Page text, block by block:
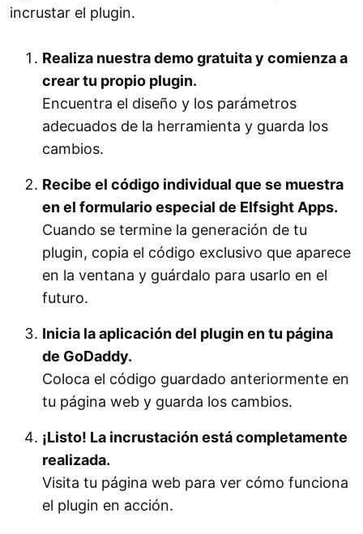
incrustar el plugin.
Realiza nuestra demo gratuita y comienza a
crear tu propio plugin.
Encuentra el diseño y los parámetros
adecuados de la herramienta y guarda los
cambios.
Recibe el código individual que se muestra
en el formulario especial de Elfsight Apps.
Cuando se termine la generación de tu
plugin, copia el código exclusivo que aparece
en la ventana y guárdalo para usarlo en el
futuro.
Inicia la aplicación del plugin en tu página
de GoDaddy.
Coloca el código guardado anteriormente en
tu página web y guarda los cambios.
¡Listo! La incrustación está completamente
realizada.
Visita tu página web para ver cómo funciona
el plugin en acción.